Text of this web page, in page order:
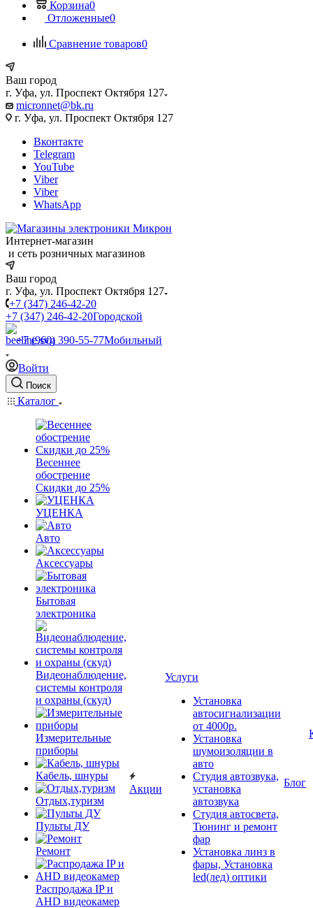
Корзина0
Отложенные0
Сравнение товаров0
Ваш город
г. Уфа, ул. Проспект Октября 127
micronnet@bk.ru
г. Уфа, ул. Проспект Октября 127
Вконтакте
Telegram
YouTube
Viber
Viber
WhatsApp
Интернет-магазин
и сеть розничных магазинов
Ваш город
г. Уфа, ул. Проспект Октября 127
+7 (347) 246-42-20
+7 (347) 246-42-20Городской
+7 (960) 390-55-77Мобильный
Войти
Поиск
Каталог
Весеннее
обострение
Скидки до 25%
УЦЕНКА
Авто
Аксессуары
Бытовая
электроника
Видеонаблюдение,
системы контроля
и охраны (скуд)
Измерительные
приборы
Кабель, шнуры
Отдых,туризм
Пульты ДУ
Ремонт
Распродажа IP и
AHD видеокамер
Акции
Услуги
Установка
автосигнализации
от 4000р.
Установка
шумоизоляции в
авто
Студия автозвука,
установка
автозвука
Студия автосвета,
Тюнинг и ремонт
фар
Установка линз в
фары, Установка
led(лед) оптики
Блог